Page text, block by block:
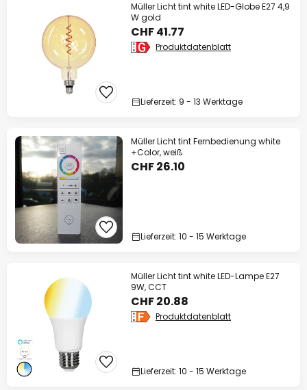
Müller Licht tint white LED-Globe E27 4,9
W gold
CHF 41.77
Produktdatenblatt
Lieferzeit: 9 - 13 Werktage
Müller Licht tint Fernbedienung white
+Color, weiß
CHF 26.10
Lieferzeit: 10 - 15 Werktage
Müller Licht tint white LED-Lampe E27
9W, CCT
CHF 20.88
Produktdatenblatt
Lieferzeit: 10 - 15 Werktage